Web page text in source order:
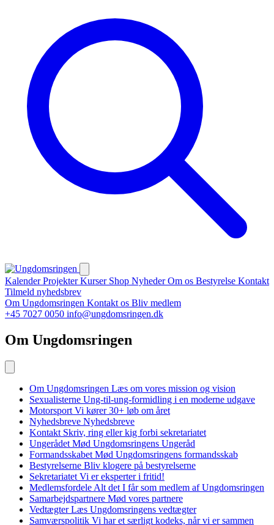
KalenderProjekterKurser Shop NyhederOm os Bestyrelse Kontakt
Tilmeld nyhedsbrev
Om Ungdomsringen Kontakt os Bliv medlem
+45 7027 0050 info@ungdomsringen.dk
Om Ungdomsringen
Om Ungdomsringen Læs om vores mission og vision
Sexualisterne Ung-til-ung-formidling i en moderne udgave
Motorsport Vi kører 30+ løb om året
Nyhedsbreve Nyhedsbreve
Kontakt Skriv, ring eller kig forbi sekretariatet
Ungerådet Mød Ungdomsringens Ungeråd
Formandsskabet Mød Ungdomsringens formandsskab
Bestyrelserne Bliv klogere på bestyrelserne
Sekretariatet Vi er eksperter i fritid!
Medlemsfordele Alt det I får som medlem af Ungdomsringen
Samarbejdspartnere Mød vores partnere
VedtægterLæs Ungdomsringens vedtægter
Samværspolitik Vi har et særligt kodeks, når vi er sammen